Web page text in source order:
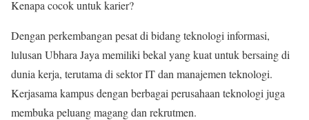
Kenapa cocok untuk karier?
Dengan perkembangan pesat di bidang teknologi informasi,
lulusan Ubhara Jaya memiliki bekal yang kuat untuk bersaing di
dunia kerja, terutama di sektor IT dan manajemen teknologi.
Kerjasama kampus dengan berbagai perusahaan teknologi juga
membuka peluang magang dan rekrutmen.